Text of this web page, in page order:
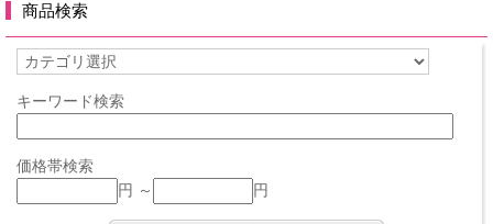
商品検索
キーワード検索
価格帯検索
円 ～
円